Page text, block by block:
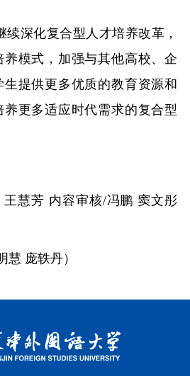
续深化复合型人才培养改革，
模式，加强与其他高校、企
提供更多优质的教育资源和
更多适应时代需求的复合型
王慧芳 内容审核/冯鹏 窦文彤
慧 庞轶丹）